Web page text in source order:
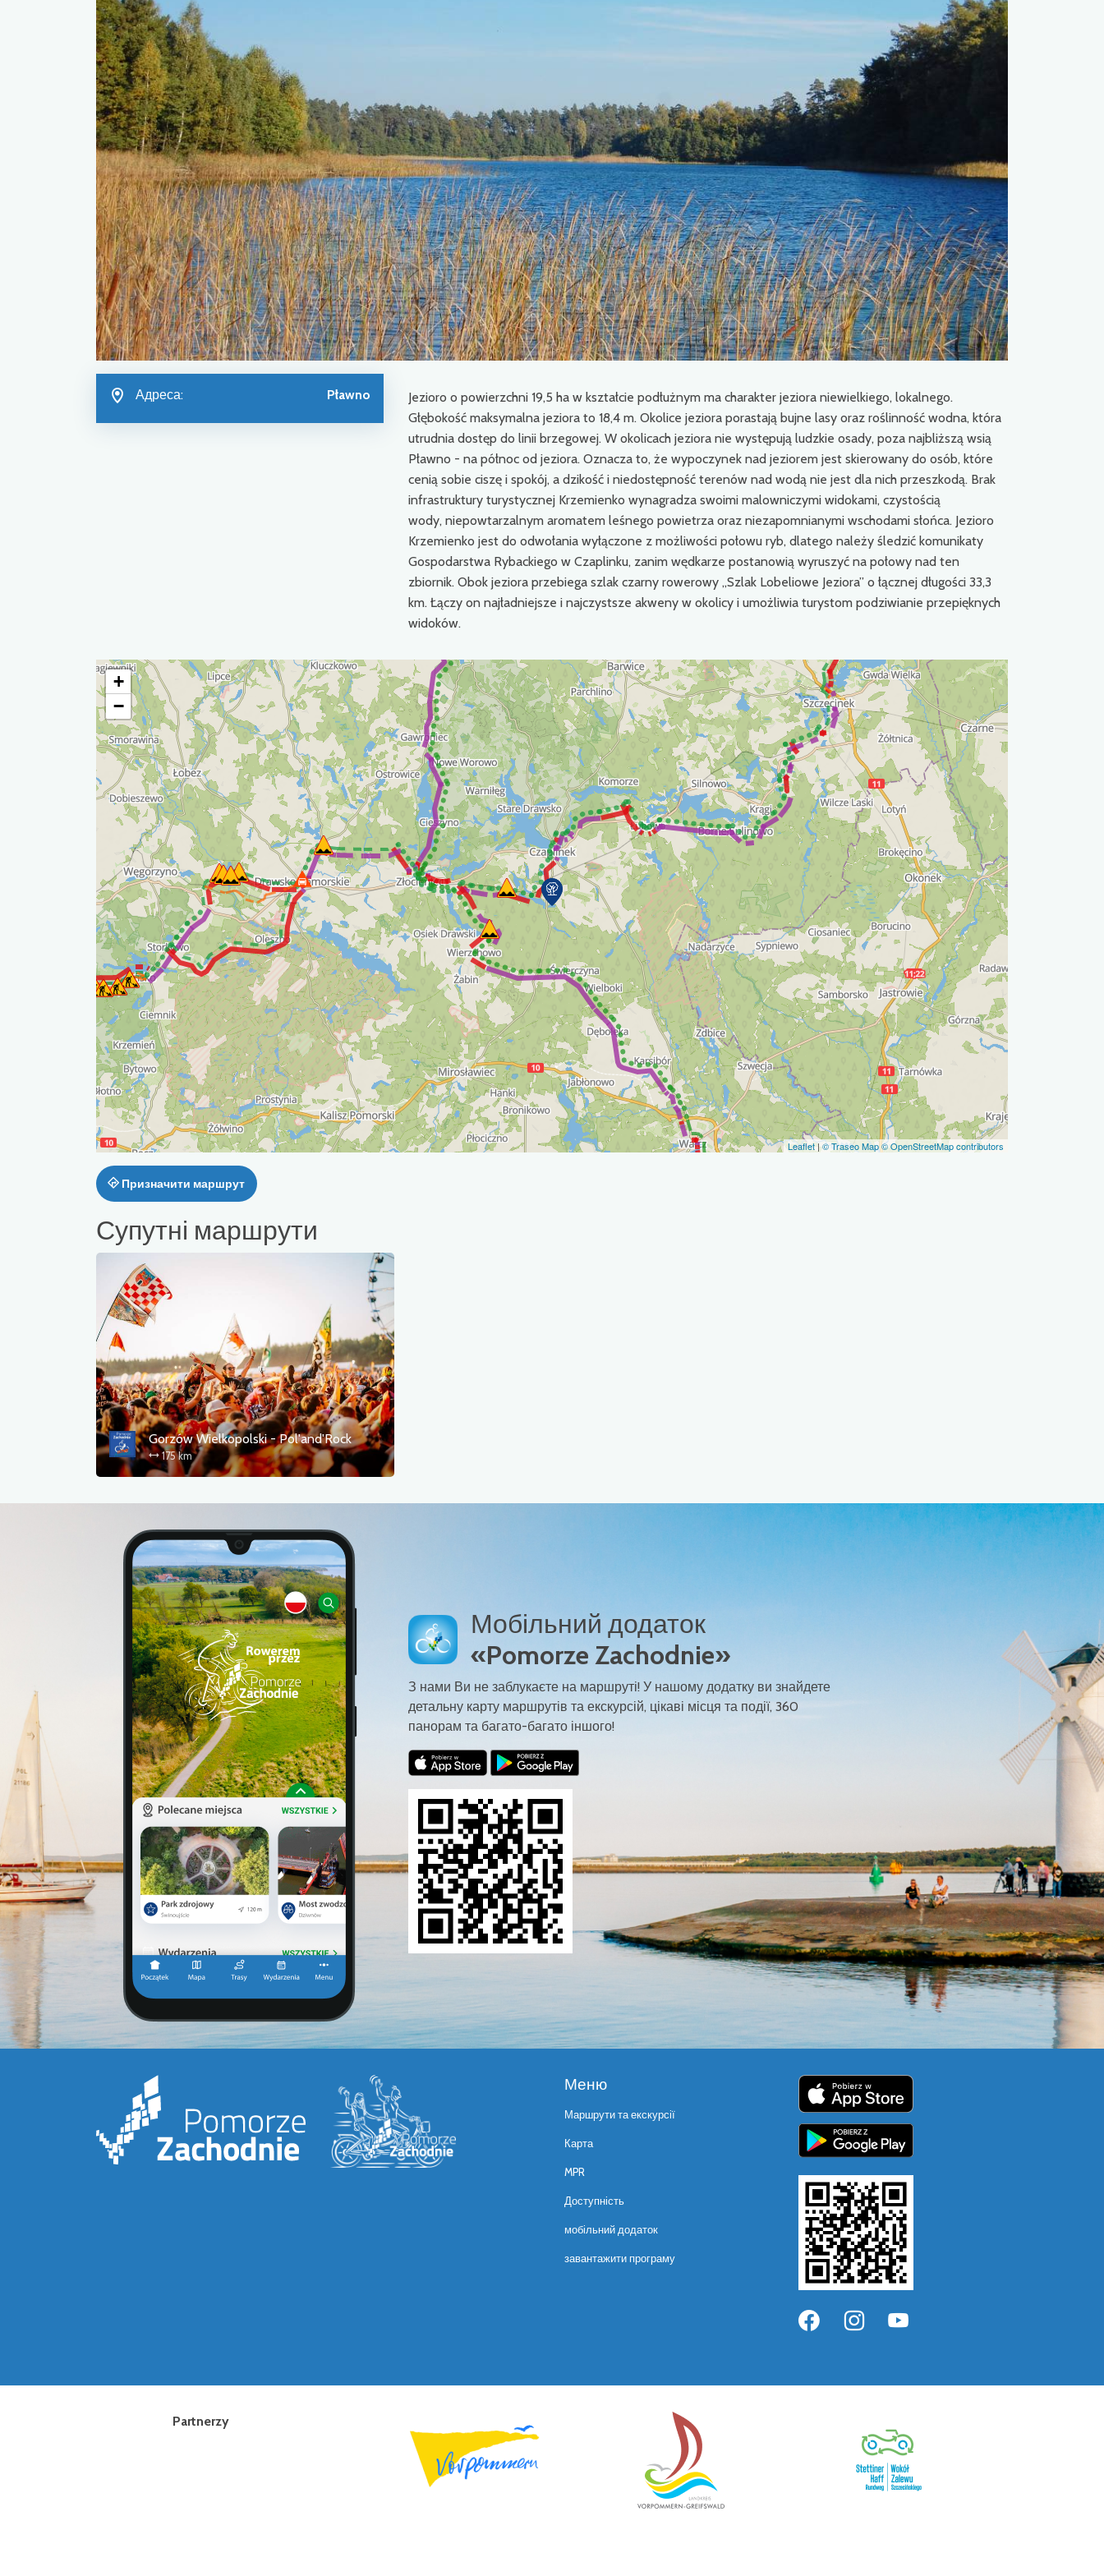
Адреса: Pławno
Jezioro o powierzchni 19,5 ha w kształcie podłużnym ma charakter jeziora niewielkiego, lokalnego.
Głębokość maksymalna jeziora to 18,4 m. Okolice jeziora porastają bujne lasy oraz roślinność wodna, która
utrudnia dostęp do linii brzegowej. W okolicach jeziora nie występują ludzkie osady, poza najbliższą wsią
Pławno - na północ od jeziora. Oznacza to, że wypoczynek nad jeziorem jest skierowany do osób, które
cenią sobie ciszę i spokój, a dzikość i niedostępność terenów nad wodą nie jest dla nich przeszkodą. Brak
infrastruktury turystycznej Krzemienko wynagradza swoimi malowniczymi widokami, czystością
wody, niepowtarzalnym aromatem leśnego powietrza oraz niezapomnianymi wschodami słońca. Jezioro
Krzemienko jest do odwołania wyłączone z możliwości połowu ryb, dlatego należy śledzić komunikaty
Gospodarstwa Rybackiego w Czaplinku, zanim wędkarze postanowią wyruszyć na połowy nad ten
zbiornik. Obok jeziora przebiega szlak czarny rowerowy „Szlak Lobeliowe Jeziora” o łącznej długości 33,3
km. Łączy on najładniejsze i najczystsze akweny w okolicy i umożliwia turystom podziwianie przepięknych
widoków.
+
−
Leaflet|© Traseo Map© OpenStreetMap contributors
Призначити маршрут
Супутні маршрути
Gorzów Wielkopolski - Pol'and'Rock
175 km
Мобільний додаток
«Pomorze Zachodnie»
З нами Ви не заблукаєте на маршруті! У нашому додатку ви знайдете
детальну карту маршрутів та екскурсій, цікаві місця та події, 360
панорам та багато-багато іншого!
Меню
Маршрути та екскурсії
Карта
MPR
Доступність
мобільний додаток
завантажити програму
Partnerzy